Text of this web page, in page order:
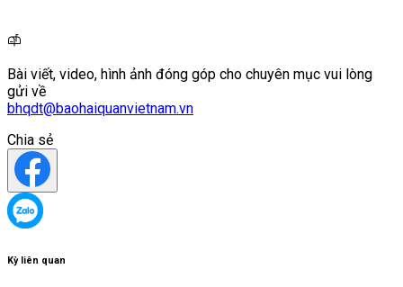
Bài viết, video, hình ảnh đóng góp cho chuyên mục vui lòng
gửi về
bhqdt@baohaiquanvietnam.vn
Chia sẻ
Kỳ liên quan